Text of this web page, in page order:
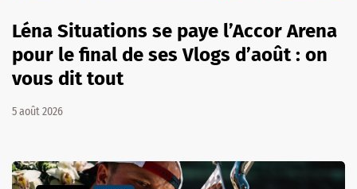
Léna Situations se paye l’Accor Arena
pour le final de ses Vlogs d’août : on
vous dit tout
5 août 2026